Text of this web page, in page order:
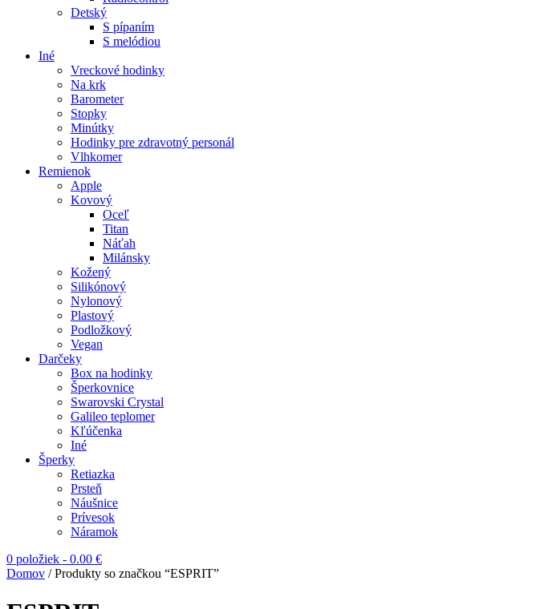
Detský
S pípaním
S melódiou
Iné
Vreckové hodinky
Na krk
Barometer
Stopky
Minútky
Hodinky pre zdravotný personál
Vlhkomer
Remienok
Apple
Kovový
Oceľ
Titan
Náťah
Milánsky
Kožený
Silikónový
Nylonový
Plastový
Podložkový
Vegan
Darčeky
Box na hodinky
Šperkovnice
Swarovski Crystal
Galileo teplomer
Kľúčenka
Iné
Šperky
Retiazka
Prsteň
Náušnice
Prívesok
Náramok
0 položiek - 0.00 €
Domov / Produkty so značkou “ESPRIT”